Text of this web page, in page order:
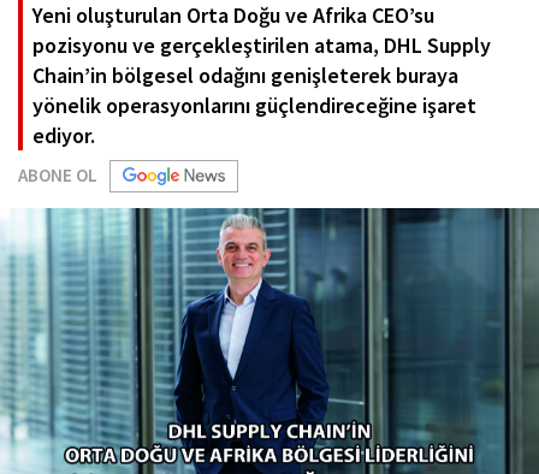
Yeni oluşturulan Orta Doğu ve Afrika CEO’su
pozisyonu ve gerçekleştirilen atama, DHL Supply
Chain’in bölgesel odağını genişleterek buraya
yönelik operasyonlarını güçlendireceğine işaret
ediyor.
ABONE OL